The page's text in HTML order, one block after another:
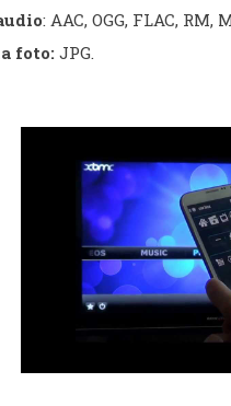
: AAC, OGG, FLAC, RM,
foto:JPG.